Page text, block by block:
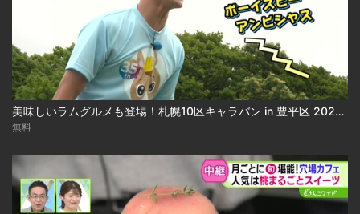
美味しいラムグルメも登場！札幌10区キャラバン in 豊平区 2026-07-31
無料